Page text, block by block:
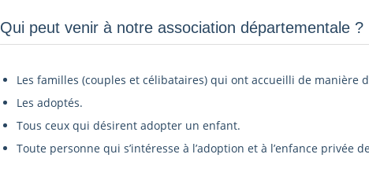
Qui peut venir à notre association départementale ?­
Les familles (couples et célibataires) qui ont accueilli de manière
Les adoptés.
Tous ceux qui désirent adopter un enfant.
Toute personne qui s’intéresse à l’adoption et à l’enfance privée